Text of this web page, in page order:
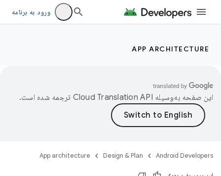
ورود به برنامه
APP ARCHITECTURE
این صفحه به‌وسیله ترجمه شده است.
Android Developers
Design & Plan
App architecture